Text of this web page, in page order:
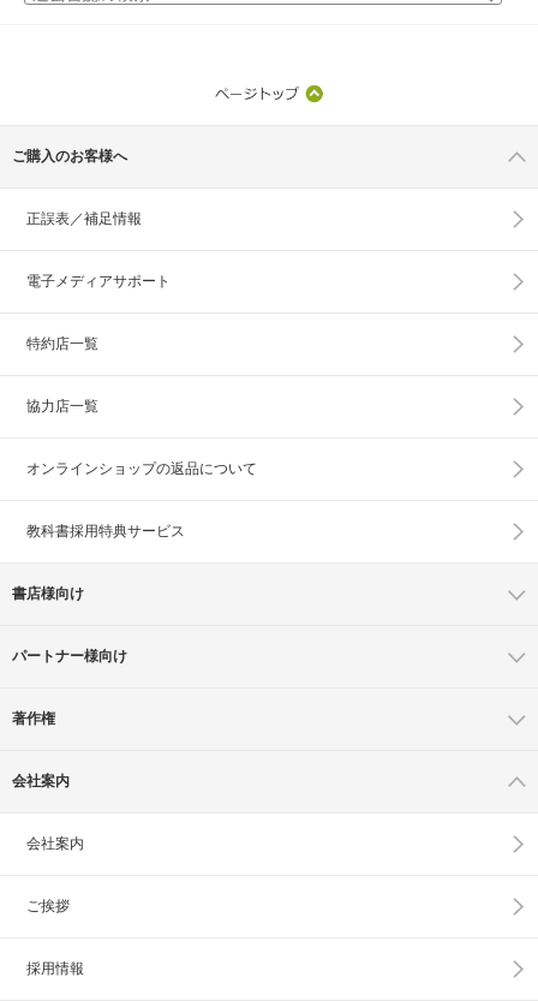
ご購入のお客様へ
正誤表／補足情報
電子メディアサポート
特約店一覧
協力店一覧
オンラインショップの返品について
教科書採用特典サービス
書店様向け
パートナー様向け
著作権
会社案内
会社案内
ご挨拶
採用情報